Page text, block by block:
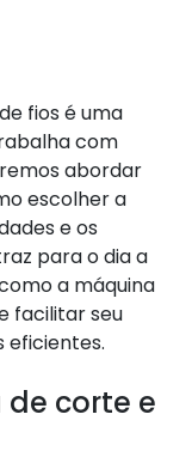
fios é uma
com
abordar
escolher a
e os
para o dia a
a máquina
facilitar seu
eficientes.
corte e